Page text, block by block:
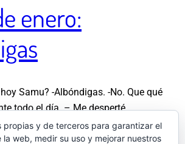
enero:
Samu? -Albóndigas. -No. Que qué
todo el día. – Me desperté,
carne picada, ajo, cebolla, vino…
a que se macerara, hice bolas,
propias y de terceros para garantizar el
web, medir su uso y mejorar nuestros